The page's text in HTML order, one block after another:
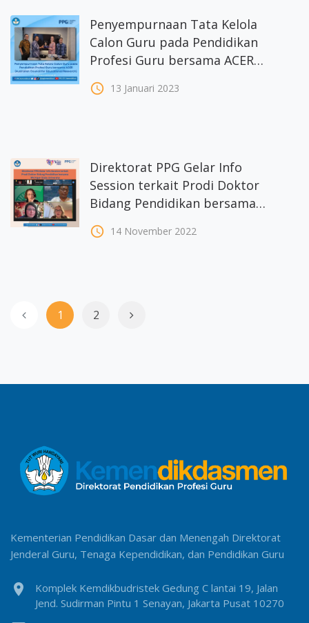
Penyempurnaan Tata Kelola
Calon Guru pada Pendidikan
Profesi Guru bersama ACER
Educational Research)
access_time 13 Januari 2023
Direktorat PPG Gelar Info
Session terkait Prodi Doktor
Bidang Pendidikan bersama
access_time 14 November 2022
1 2
Kementerian Pendidikan Dasar dan Menengah Direktorat
Jenderal Guru, Tenaga Kependidikan, dan Pendidikan Guru
location_on
Komplek Kemdikbudristek Gedung C lantai 19, Jalan
Jend. Sudirman Pintu 1 Senayan, Jakarta Pusat 10270